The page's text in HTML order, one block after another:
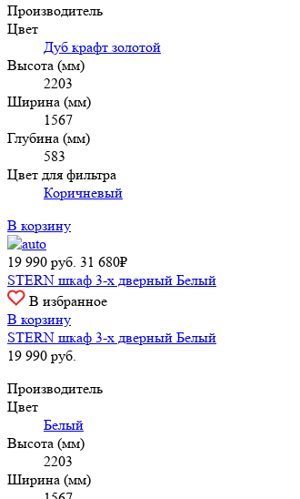
Производитель
Цвет
Дуб крафт золотой
Высота (мм)
2203
Ширина (мм)
1567
Глубина (мм)
583
Цвет для фильтра
Коричневый
В корзину
19 990 руб. 31 680₽
STERN шкаф 3-х дверный Белый
В избранное
В корзину
STERN шкаф 3-х дверный Белый
19 990 руб.
Производитель
Цвет
Белый
Высота (мм)
2203
Ширина (мм)